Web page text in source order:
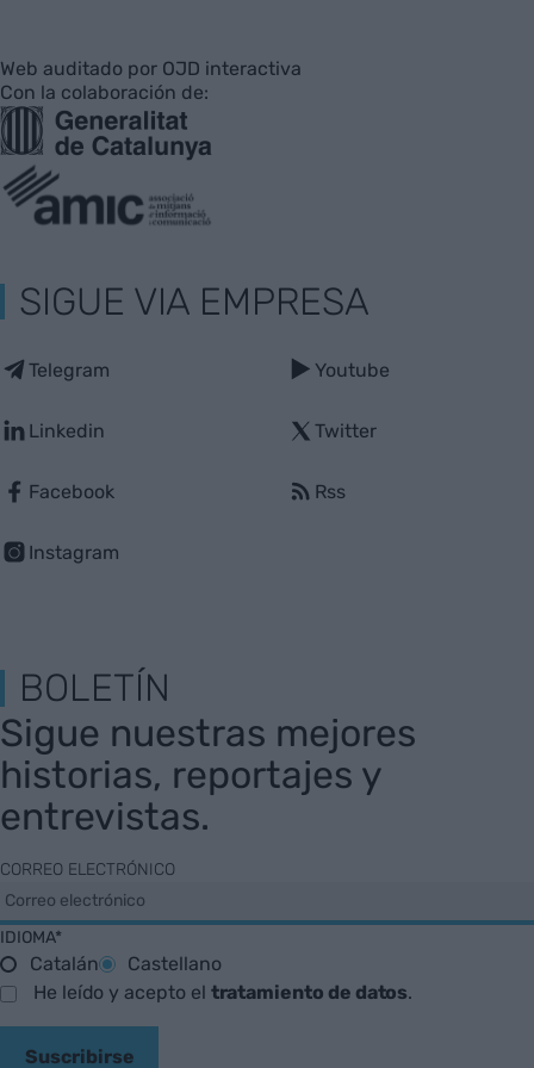
Web auditado por OJD interactiva
Con la colaboración de:
SIGUE VIA EMPRESA
Telegram
Linkedin
Facebook
Instagram
Youtube
Twitter
Rss
BOLETÍN
Sigue nuestras mejores
historias, reportajes y
entrevistas.
CORREO ELECTRÓNICO
IDIOMA*
Catalán
Castellano
He leído y acepto el tratamiento de datos.
Suscribirse